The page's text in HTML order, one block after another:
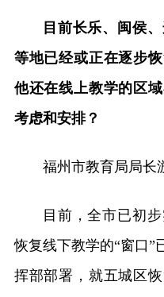
目前长乐、闽侯
等地已经或正在逐步
他还在线上教学的区
考虑和安排？
福州市教育局局长
目前，全市已初
恢复线下教学的“窗口”
挥部部署，就五城区